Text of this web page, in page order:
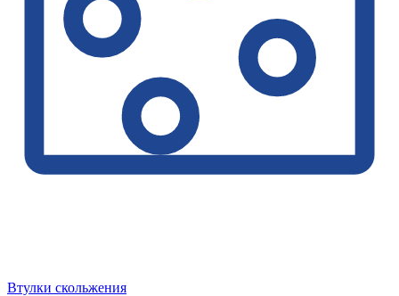
Втулки скольжения